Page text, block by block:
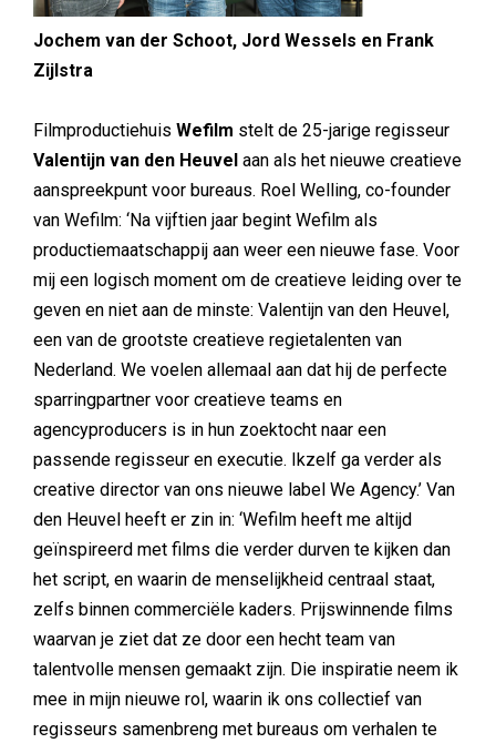
Jochem van der Schoot, Jord Wessels en Frank
Zijlstra
Filmproductiehuis Wefilm stelt de 25-jarige regisseur
Valentijn van den Heuvel aan als het nieuwe creatieve
aanspreekpunt voor bureaus. Roel Welling, co-founder
van Wefilm: ‘Na vijftien jaar begint Wefilm als
productiemaatschappij aan weer een nieuwe fase. Voor
mij een logisch moment om de creatieve leiding over te
geven en niet aan de minste: Valentijn van den Heuvel,
een van de grootste creatieve regietalenten van
Nederland. We voelen allemaal aan dat hij de perfecte
sparringpartner voor creatieve teams en
agencyproducers is in hun zoektocht naar een
passende regisseur en executie. Ikzelf ga verder als
creative director van ons nieuwe label We Agency.’ Van
den Heuvel heeft er zin in: ‘Wefilm heeft me altijd
geïnspireerd met films die verder durven te kijken dan
het script, en waarin de menselijkheid centraal staat,
zelfs binnen commerciële kaders. Prijswinnende films
waarvan je ziet dat ze door een hecht team van
talentvolle mensen gemaakt zijn. Die inspiratie neem ik
mee in mijn nieuwe rol, waarin ik ons collectief van
regisseurs samenbreng met bureaus om verhalen te